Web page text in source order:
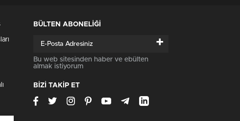
BÜLTEN ABONELİĞİ
+
Bu web sitesinden haber ve ebülten
almak istiyorum
BİZİ TAKİP ET